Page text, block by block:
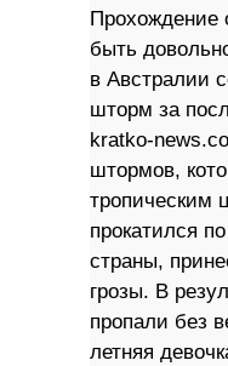
Прохождение
быть
в Австралии
шторм за
kratko-
штормов,
тропическим
прокатился
страны,
грозы. В
пропали без
летняя